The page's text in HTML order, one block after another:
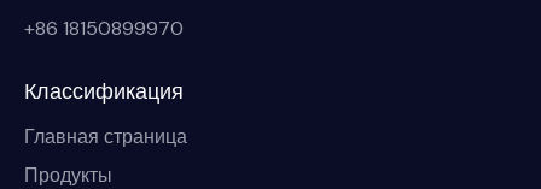
+86 18150899970
Классификация
Главная страница
Продукты